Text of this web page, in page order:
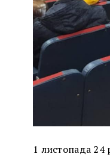
1 листопада 24